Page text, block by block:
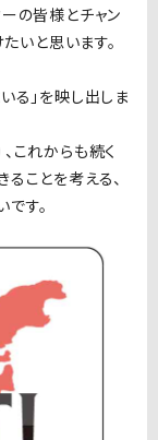
の皆様とチャン
いと思います。
る」を映し出しま
これからも続く
ことを考える、
す。